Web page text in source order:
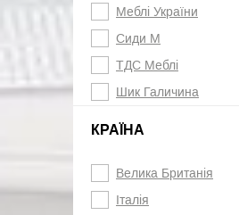
Меблі України
Сиди М
ТДС Меблі
Шик Галичина
КРАЇНА
Велика Британія
Італія